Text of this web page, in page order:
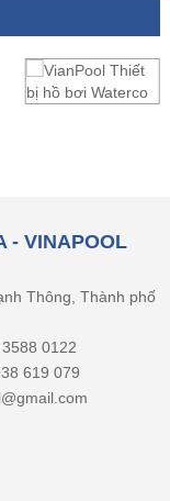
- VINAPOOL
Thông, Thành phố
0122
619 079